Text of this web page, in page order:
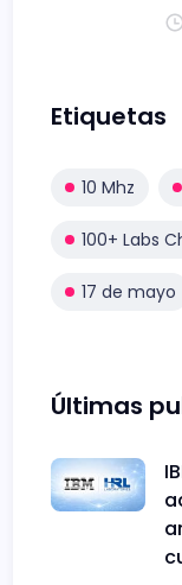
Etiquetas
10 Mhz
100+ Labs
17 de mayo
Últimas